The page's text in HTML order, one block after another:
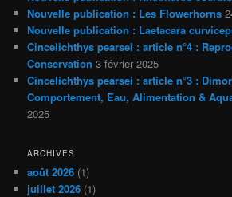
Nouvelle publication : Les Flowerhorns
Nouvelle publication : Laetacara
Cincelichthys pearsei : article n°4 :
Conservation 3 février 2025
Cincelichthys pearsei : article n°3 :
Comportement, Eau, Alimentation &
2025
ARCHIVES
août 2026 (1)
juillet 2026 (1)